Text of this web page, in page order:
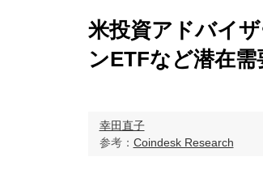
米投資アドバイ
ンETFなど潜在
幸田直子
参考： Coindesk Research